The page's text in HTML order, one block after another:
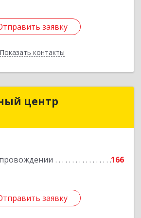
заявку
Показать контакты
заявку
Назад
центр
166
заявку
Программный центр
Подробнее
заявку